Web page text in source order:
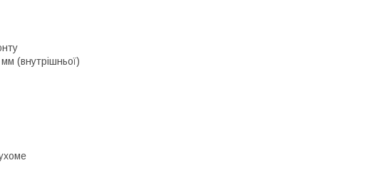
(внутрішньої)